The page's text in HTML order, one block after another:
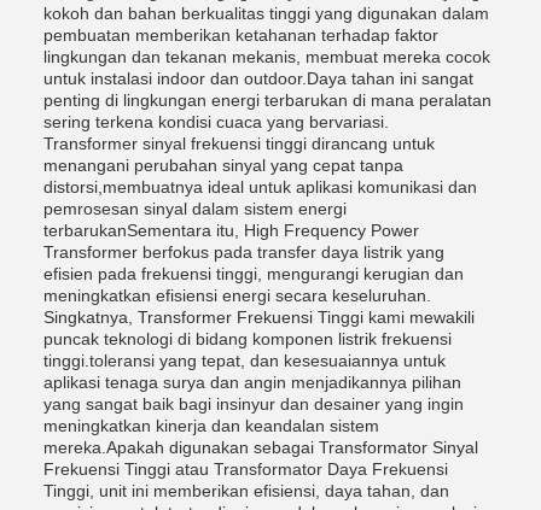
kokoh dan bahan berkualitas tinggi yang digunakan dalam
pembuatan memberikan ketahanan terhadap faktor
lingkungan dan tekanan mekanis, membuat mereka cocok
untuk instalasi indoor dan outdoor.Daya tahan ini sangat
penting di lingkungan energi terbarukan di mana peralatan
sering terkena kondisi cuaca yang bervariasi.
Transformer sinyal frekuensi tinggi dirancang untuk
menangani perubahan sinyal yang cepat tanpa
distorsi,membuatnya ideal untuk aplikasi komunikasi dan
pemrosesan sinyal dalam sistem energi
terbarukanSementara itu, High Frequency Power
Transformer berfokus pada transfer daya listrik yang
efisien pada frekuensi tinggi, mengurangi kerugian dan
meningkatkan efisiensi energi secara keseluruhan.
Singkatnya, Transformer Frekuensi Tinggi kami mewakili
puncak teknologi di bidang komponen listrik frekuensi
tinggi.toleransi yang tepat, dan kesesuaiannya untuk
aplikasi tenaga surya dan angin menjadikannya pilihan
yang sangat baik bagi insinyur dan desainer yang ingin
meningkatkan kinerja dan keandalan sistem
mereka.Apakah digunakan sebagai Transformator Sinyal
Frekuensi Tinggi atau Transformator Daya Frekuensi
Tinggi, unit ini memberikan efisiensi, daya tahan, dan